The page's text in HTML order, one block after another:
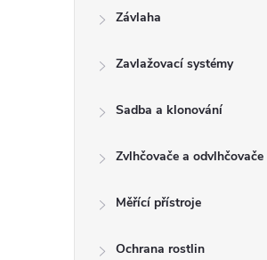
Závlaha
Zavlažovací systémy
Sadba a klonování
Zvlhčovače a odvlhčovače
Měřící přístroje
Ochrana rostlin